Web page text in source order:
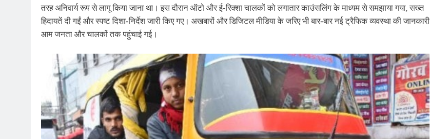
तरह अनिवार्य रूप से लागू किया जाना था। इस दौरान ऑटो और ई-रिक्शा चालकों को लगातार काउंसलिंग के माध्यम से समझाया गया, सख्त
हिदायतें दी गईं और स्पष्ट दिशा-निर्देश जारी किए गए। अखबारों और डिजिटल मीडिया के जरिए भी बार-बार नई ट्रैफिक व्यवस्था की जानकारी
आम जनता और चालकों तक पहुंचाई गई।